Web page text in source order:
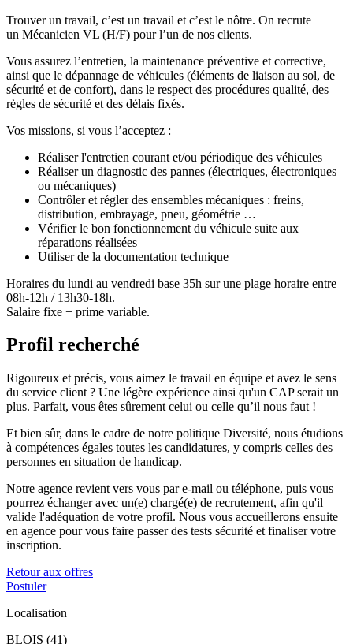
Trouver un travail, c’est un travail et c’est le nôtre. On recrute
un Mécanicien VL (H/F) pour l’un de nos clients.
Vous assurez l’entretien, la maintenance préventive et corrective,
ainsi que le dépannage de véhicules (éléments de liaison au sol, de
sécurité et de confort), dans le respect des procédures qualité, des
règles de sécurité et des délais fixés.
Vos missions, si vous l’acceptez :
Réaliser l'entretien courant et/ou périodique des véhicules
Réaliser un diagnostic des pannes (électriques, électroniques
ou mécaniques)
Contrôler et régler des ensembles mécaniques : freins,
distribution, embrayage, pneu, géométrie …
Vérifier le bon fonctionnement du véhicule suite aux
réparations réalisées
Utiliser de la documentation technique
Horaires du lundi au vendredi base 35h sur une plage horaire entre
08h-12h / 13h30-18h.
Salaire fixe + prime variable.
Profil recherché
Rigoureux et précis, vous aimez le travail en équipe et avez le sens
du service client ? Une légère expérience ainsi qu'un CAP serait un
plus. Parfait, vous êtes sûrement celui ou celle qu’il nous faut !
Et bien sûr, dans le cadre de notre politique Diversité, nous étudions
à compétences égales toutes les candidatures, y compris celles des
personnes en situation de handicap.
Notre agence revient vers vous par e-mail ou téléphone, puis vous
pourrez échanger avec un(e) chargé(e) de recrutement, afin qu'il
valide l'adéquation de votre profil. Nous vous accueillerons ensuite
en agence pour vous faire passer des tests sécurité et finaliser votre
inscription.
Retour aux offres
Postuler
Localisation
BLOIS (41)